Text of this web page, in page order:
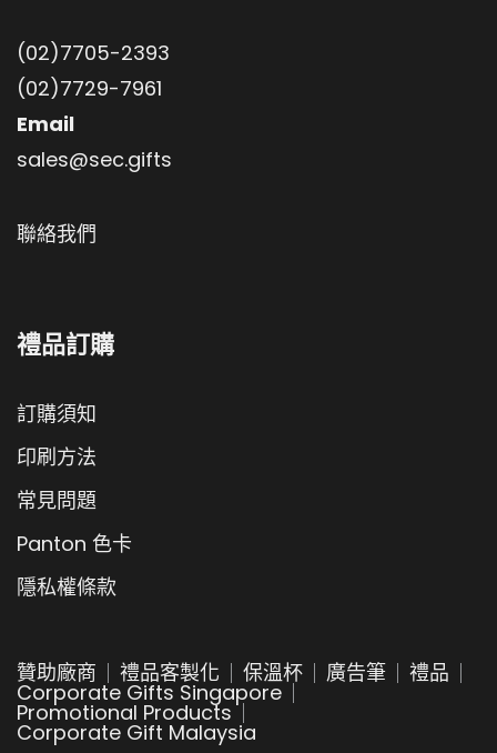
(02)7705-2393
(02)7729-7961
Email
sales@sec.gifts
聯絡我們
禮品訂購
訂購須知
印刷方法
常見問題
Panton 色卡
隱私權條款
贊助廠商 禮品客製化 保溫杯 廣告筆 禮品
Corporate Gifts Singapore
Promotional Products
Corporate Gift Malaysia